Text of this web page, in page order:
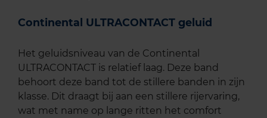
Continental ULTRACONTACT geluid
Het geluidsniveau van de Continental
ULTRACONTACT is relatief laag. Deze band
behoort deze band tot de stillere banden in zijn
klasse. Dit draagt bij aan een stillere rijervaring,
wat met name op lange ritten het comfort